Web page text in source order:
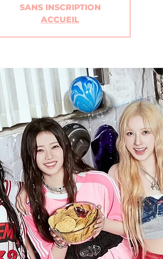
SANS INSCRIPTION
ACCUEIL